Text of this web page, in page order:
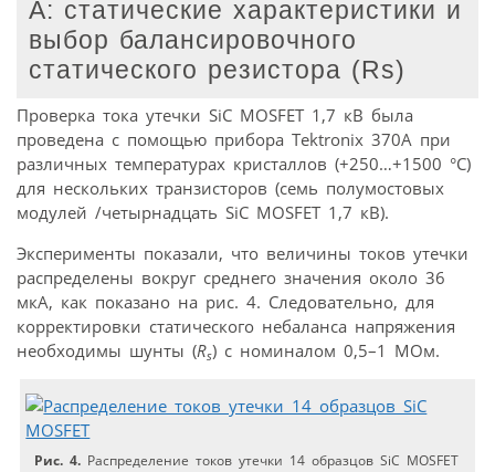
A: статические характеристики и
выбор балансировочного
статического резистора (Rs)
Проверка тока утечки SiC MOSFET 1,7 кВ была
проведена с помощью прибора Tektronix 370A при
различных температурах кристаллов (+250…+1500 °C)
для нескольких транзисторов (семь полумостовых
модулей /четырнадцать SiC MOSFET 1,7 кВ).
Эксперименты показали, что величины токов утечки
распределены вокруг среднего значения около 36
мкА, как показано на рис. 4. Следовательно, для
корректировки статического небаланса напряжения
необходимы шунты (Rs) с номиналом 0,5–1 МОм.
Рис. 4. Распределение токов утечки 14 образцов SiC MOSFET